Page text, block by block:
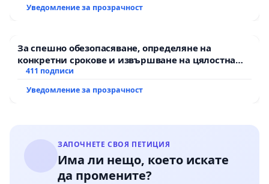
Уведомление за прозрачност
За спешно обезопасяване, определяне на
конкретни срокове и извършване на цялостна
рехабилитация на републиканския път между
Мирово - к.к. Момин проход
411 подписи
Уведомление за прозрачност
ЗАПОЧНЕТЕ СВОЯ ПЕТИЦИЯ
Има ли нещо, което искате
да промените?